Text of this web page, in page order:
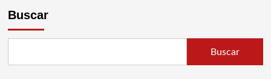
Buscar
Buscar